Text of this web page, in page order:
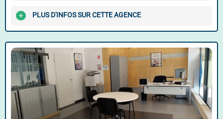
PLUS D'INFOS SUR CETTE AGENCE